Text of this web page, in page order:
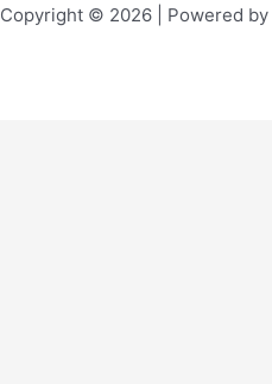
Copyright © 2026 | Powered by